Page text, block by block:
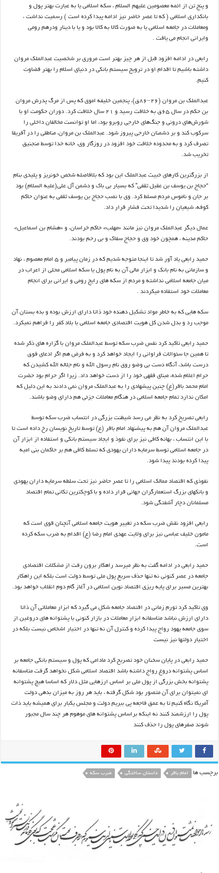
و پنج تن از ائمه معصومین علیهم السلام ، سکه اسلامی یا به عبارت بهتر پول و
بانکداری اسلامی ( که تا عصر حاضر نیز ادامه پیدا کرده است ) رسمیت نداشت ،
ومعاملات در جامعه اسلامی یا به صورت کالا به کالا بود و یا با دینار ودرهم رومی
وایرانی انجام می یافت .
رابعی در ادامه افزود قبل از هر چیز بهتر است مروری بر شخصیت عبدالملک مروان
داشته باشیم تا اقدام او در ترویج سیستم بانکی در دنیای اسلام را بهتر قضاوت
کنیم.
عبدالملک بن مروان (۲۶–۸۶ق)، پنجمین خلیفه اموی که پس از مرگ پدرش مروان
بن حکم در سال ۶۵ق به خلافت رسید و ۲۱ سال خلافت کرد. دوران حکومت او با
شورش‌های درونی و جنگ‌های خارجی روبرو بود، اما او توانست مخالفان داخلی را
سرکوب کند و بر دشمنان خارجی پیروز شود. عبدالملک بن مروان، مناطقی را در آفریقا
تصرف کرد و به محدوده خلافت خود افزود در روزگار وی، خانه خدا توسط منجنیق
تخریب شد.
از بزرگترین کارهای خبیث عبدالملک این بود که بلافاصله شخص خونریز و پلیدی بنام
“حجاج بن یوسف بن عقیل ثقفی” که بسیار بی باک و دشمن آل علی(علیه السلام) بود
بر جان و ناموس مردم مسلط کرد. وی با نصب حجاج بن یوسف ثقفی به عنوان حاکم
کوفه، شیعیان را شدیدا تحت فشار قرار داد.
عمال دیگر عبدالملک مروان نیز مانند «مهلب» حاكم خراسان، و «هشام بن اسماعيل»
حاكم مدينه ، همچون خود وى و حجاج سفاك و بي رحم بودند.
حمید رابعی یاد آور شد تا اینجا متوجه شدیم که در زمان پیامبر و ۵ امام معصوم ، نهاد
و سازمانی به نام بانک و ابزار مالی آن به نام پول یا سکه اسلامی محلی از اعراب در
میان جامعه اسلامی نداشته و مردم از سکه های رایج رومی و ایرانی برای انجام
معاملات خود استفاده میکردند .
سکه هایی که به خاطر مواد تشکیل دهنده خود ذاتا دارای ارزش بوده و بده بستان آن
موجب رد و بدل شدن کل هویت اقتصادی جامعه اسلامی با بلاد کفر را فراهم نمیکرد.
حمید رابعی تاکید کرد نفس ضرب سکه توسط عبدالملک مروان با گزاره های ذکر شده
تا همین جا سئوالات فراوانی را ایجاد خواهد کرد و به فرض هم اگر ادعای فوق
درست باشد، آنگاه دست بی وضو روی نام رسول الله و نام جلاله الله کشیدن که
حرام اعلام شده، مبنای فقهی خود را از دست خواهد داد. زیرا اگر حرام بود حضرت
امام محمد باقر(ع) چنین پیشهادی را به عبدالملک مروان نمی دادند به این دلیل که
امکان ندارد تمام جامعه اسلامی در هنگام معاملات جزئی هم دارای وضو باشند.
رابعی تصریح کرد به نظر می رسد شیطنت بزرگی در انتساب ضرب سکه توسط
عبدالملک مروان آن هم به پیشنهاد امام باقر (ع) توسط تاریخ نویسان رخ داده است تا
با این انتساب ، بهانه کافی نیز برای نفوذ و ایجاد سیستم بانکی و استفاده از ابزار آن
در جامعه اسلامی توسط سرمایه داران یهودی که تسلط کافی هم بر حاکمان بنی امیه
پیدا کرده بودند پیدا شود.
نفوذی که اقتصاد ممالک اسلامی را تا عصر حاضر نیز تحت سلطه سرمایه داران یهودی
و بانکهای بزرگ استعمارگران جهانی قرار داده و با کوچکترین تکانی تمام اقتصاد
مسلمانان دچار آشفتگی شود.
رابعی افزود نقش ضرب سکه در تغییر هویت جامعه اسلامی آنچنان قوی است که
مامون خلیف عباسی نیز برای ولایت عهدی امام رضا (ع) اقدام به ضرب سکه کرده
است.
حمید رابعی در ادامه گفت به نظر میرسد راهکار برون رفت از مشکلات اقتصادی
جامعه در عصر کنونی نه تنها حذف سریع پول ملی توسط دولت است بلکه این راهکار
بهترین مسیر برای پایه ریزی اقتصاد نوین اسلامی در آغاز گام دوم انقلاب خواهد بود.
وی تاکید کرد تورم زمانی در اقتصاد جامعه شکل می گیرد که ابزار معاملاتی آن ذاتا
دارای ارزش نباشد متاسفانه ابزار معاملات در بازار کنونی با پشتوانه های دروغین از
سوی جامعه یهود رواج پیدا کرده و کنترل آن نه تنها در اختیار اشخاص نیست بلکه در
اختیار دولتها نیز نیست
حمید رابعی در پایان سخنان خود تصریح کرد مادامی که پول و سیستم بانکی جامعه بر
اساس پشتوانه دروغ رواج داشته باشد اقتصاد اسلامی شکل نخواهد گرفت متاسفانه
پشتوانه بخش بزرگی از پول ملی بر اساس ارزهایی مثل دلار که اساسا هیچ پشتوانه
ای نمیتوان برای آن متصور بود شکل گرفته ، باید هر روز به میزان بدهی دولت
آمریکا نگاه کنیم تا به عمق فاجعه پی ببریم دولت و مجلس یکبار برای همیشه باید ذات
پول را ارزشمند کنند نه اینکه براساس پشتوانه های موهوم هر چند سال مجبور
شوند صفرهای پول را حذف کنند
برچسب ها امام باقر داستان ساختگی ضرب سکه